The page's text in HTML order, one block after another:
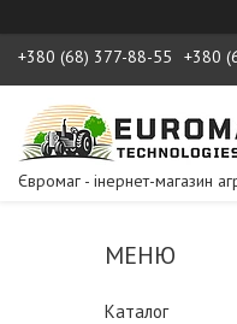
+380 (68) 377-88-55 +380
Євромаг - інернет-магазин
Каталог